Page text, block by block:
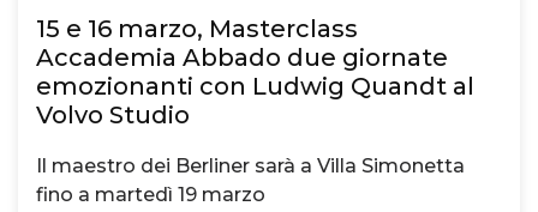
15 e 16 marzo, Masterclass
Accademia Abbado due giornate
emozionanti con Ludwig Quandt al
Volvo Studio
Il maestro dei Berliner sarà a Villa Simonetta
fino a martedì 19 marzo